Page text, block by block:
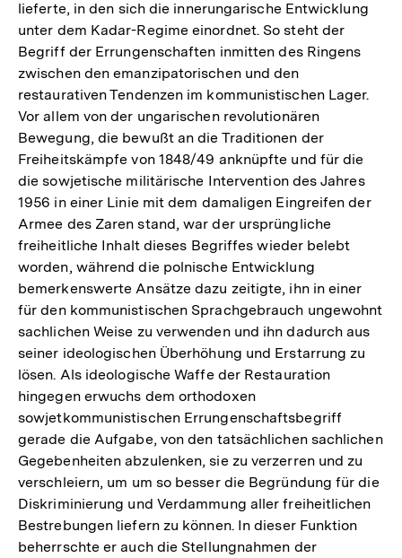
lieferte, in den sich die innerungarische Entwicklung
unter dem Kadar-Regime einordnet. So steht der
Begriff der Errungenschaften inmitten des Ringens
zwischen den emanzipatorischen und den
restaurativen Tendenzen im kommunistischen Lager.
Vor allem von der ungarischen revolutionären
Bewegung, die bewußt an die Traditionen der
Freiheitskämpfe von 1848/49 anknüpfte und für die
die sowjetische militärische Intervention des Jahres
1956 in einer Linie mit dem damaligen Eingreifen der
Armee des Zaren stand, war der ursprüngliche
freiheitliche Inhalt dieses Begriffes wieder belebt
worden, während die polnische Entwicklung
bemerkenswerte Ansätze dazu zeitigte, ihn in einer
für den kommunistischen Sprachgebrauch ungewohnt
sachlichen Weise zu verwenden und ihn dadurch aus
seiner ideologischen Überhöhung und Erstarrung zu
lösen. Als ideologische Waffe der Restauration
hingegen erwuchs dem orthodoxen
sowjetkommunistischen Errungenschaftsbegriff
gerade die Aufgabe, von den tatsächlichen sachlichen
Gegebenheiten abzulenken, sie zu verzerren und zu
verschleiern, um um so besser die Begründung für die
Diskriminierung und Verdammung aller freiheitlichen
Bestrebungen liefern zu können. In dieser Funktion
beherrschte er auch die Stellungnahmen der